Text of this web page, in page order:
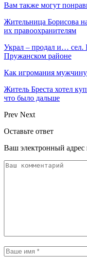
Вам также могут
Жительница Борисова
их правоохранителям
Украл – продал и… сел.
Пружанском районе
Как игромания
Житель Бреста хотел
что было дальше
Prev Next
Оставьте ответ
Ваш электронный адрес